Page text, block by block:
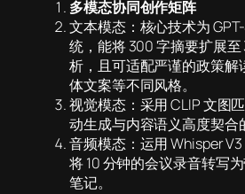
多模态协同创作矩阵
文本模态：核心技术为
统，能将 300 字摘要扩展
析，且可适配严谨的政策解
体文案等不同风格。
视觉模态：采用 CLIP 文图
动生成与内容语义高度契合
音频模态：运用 Whisper
将 10 分钟的会议录音转写
笔记。